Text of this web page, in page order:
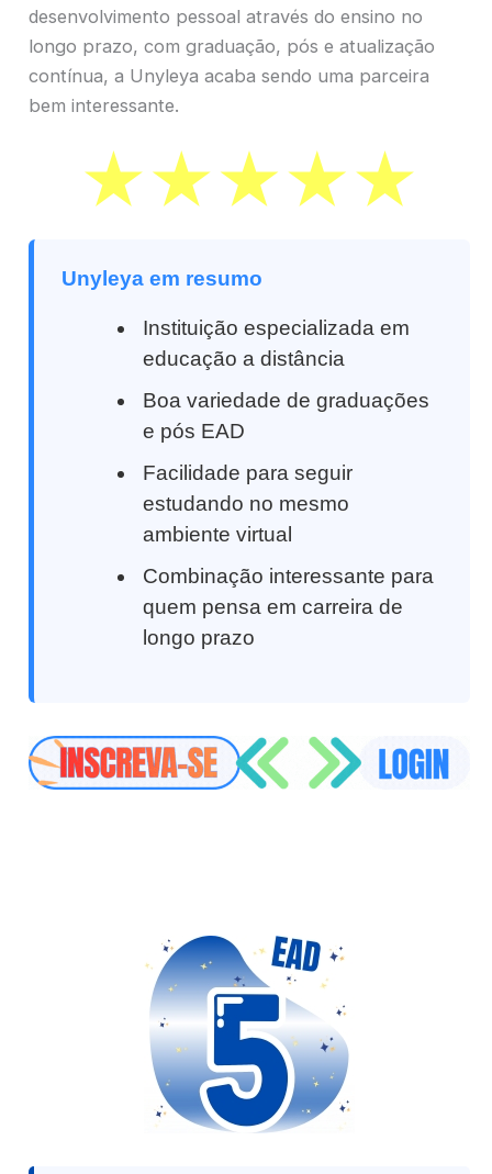
desenvolvimento pessoal através do ensino no
longo prazo, com graduação, pós e atualização
contínua, a Unyleya acaba sendo uma parceira
bem interessante.
Unyleya em resumo
Instituição especializada em
educação a distância
Boa variedade de graduações
e pós EAD
Facilidade para seguir
estudando no mesmo
ambiente virtual
Combinação interessante para
quem pensa em carreira de
longo prazo